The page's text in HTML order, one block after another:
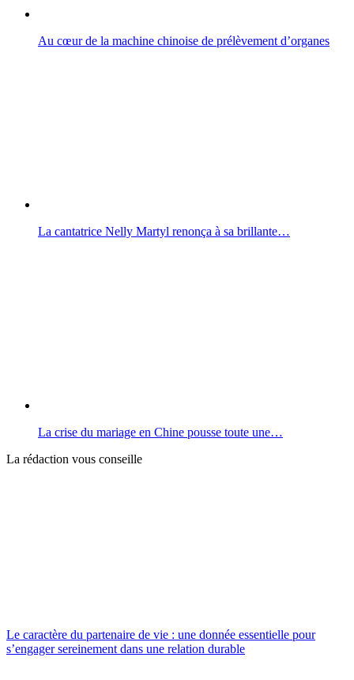
Au cœur de la machine chinoise de prélèvement d’organes
La cantatrice Nelly Martyl renonça à sa brillante…
La crise du mariage en Chine pousse toute une…
La rédaction vous conseille
Le caractère du partenaire de vie : une donnée essentielle pour
s’engager sereinement dans une relation durable